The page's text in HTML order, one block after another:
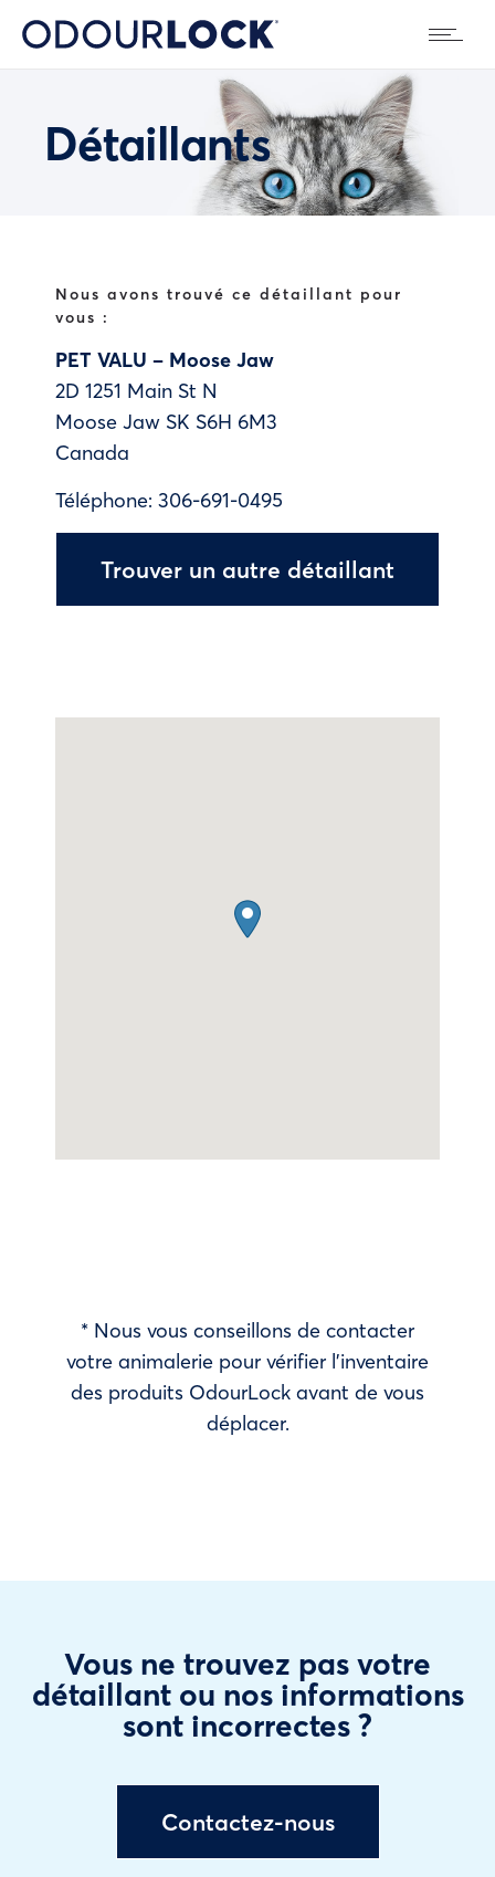
Détaillants
Nous avons trouvé ce détaillant pour
vous :
PET VALU – Moose Jaw
2D 1251 Main St N
Moose Jaw SK S6H 6M3
Canada
Téléphone: 306-691-0495
Trouver un autre détaillant
* Nous vous conseillons de contacter
votre animalerie pour vérifier l’inventaire
des produits OdourLock avant de vous
déplacer.
Vous ne trouvez pas votre
détaillant ou nos informations
sont incorrectes ?
Contactez-nous